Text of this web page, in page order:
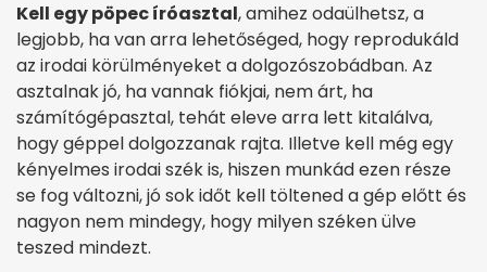
Kell egy pöpec íróasztal, amihez odaülhetsz, a
legjobb, ha van arra lehetőséged, hogy reprodukáld
az irodai körülményeket a dolgozószobádban. Az
asztalnak jó, ha vannak fiókjai, nem árt, ha
számítógépasztal, tehát eleve arra lett kitalálva,
hogy géppel dolgozzanak rajta. Illetve kell még egy
kényelmes irodai szék is, hiszen munkád ezen része
se fog változni, jó sok időt kell töltened a gép előtt és
nagyon nem mindegy, hogy milyen széken ülve
teszed mindezt.